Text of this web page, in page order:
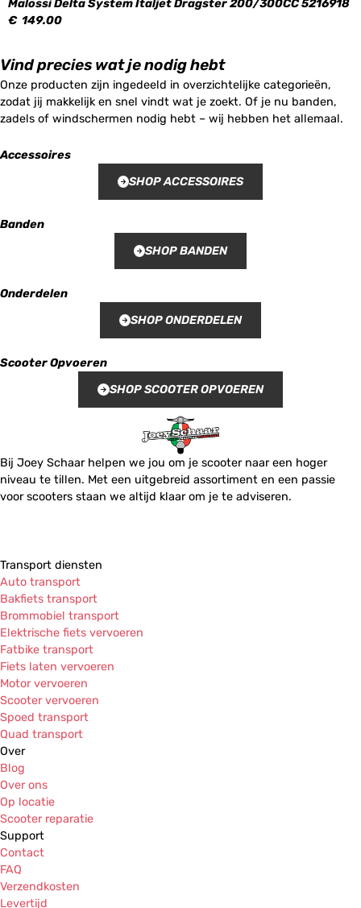
Malossi Delta System Italjet Dragster 200/300CC 5216918
€ 149.00
Vind precies wat je nodig hebt
Onze producten zijn ingedeeld in overzichtelijke categorieën,
zodat jij makkelijk en snel vindt wat je zoekt. Of je nu banden,
zadels of windschermen nodig hebt – wij hebben het allemaal.
Accessoires
SHOP ACCESSOIRES
Banden
SHOP BANDEN
Onderdelen
SHOP ONDERDELEN
Scooter Opvoeren
SHOP SCOOTER OPVOEREN
Bij Joey Schaar helpen we jou om je scooter naar een hoger
niveau te tillen. Met een uitgebreid assortiment en een passie
voor scooters staan we altijd klaar om je te adviseren.
Transport diensten
Auto transport
Bakfiets transport
Brommobiel transport
Elektrische fiets vervoeren
Fatbike transport
Fiets laten vervoeren
Motor vervoeren
Scooter vervoeren
Spoed transport
Quad transport
Over
Blog
Over ons
Op locatie
Scooter reparatie
Support
Contact
FAQ
Verzendkosten
Levertijd